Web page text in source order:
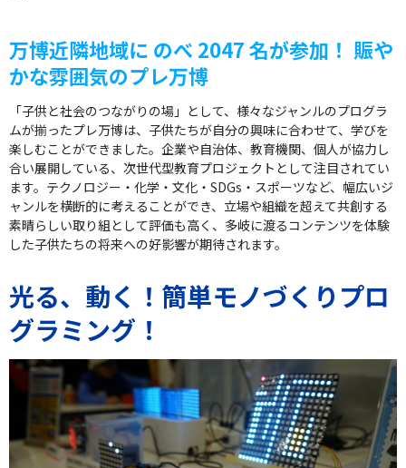
万博近隣地域に のべ 2047 名が参加！ 賑や
かな雰囲気のプレ万博
「子供と社会のつながりの場」として、様々なジャンルのプログラ
ムが揃ったプレ万博は、子供たちが自分の興味に合わせて、学びを
楽しむことができました。企業や自治体、教育機関、個人が協力し
合い展開している、次世代型教育プロジェクトとして注目されてい
ます。テクノロジー・化学・文化・SDGs・スポーツなど、幅広いジ
ャンルを横断的に考えることができ、立場や組織を超えて共創する
素晴らしい取り組として評価も高く、多岐に渡るコンテンツを体験
した子供たちの将来への好影響が期待されます。
光る、動く！簡単モノづくりプロ
グラミング！